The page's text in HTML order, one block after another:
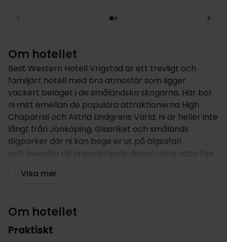
Om hotellet
Best Western Hotell Vrigstad är ett trevligt och
familjärt hotell med bra atmosfär som ligger
vackert beläget i de småländska skogarna. Här bor
ni mitt emellan de populära attraktionerna High
Chaparral och Astrid Lindgrens Värld, ni är heller inte
långt från Jönköping, Glasriket och smålands
älgparker där ni kan bege er ut på älgsafari
och beundra de imponerande djuren i sina naturliga
mitt i Småland, i närheten av Sävsjö, och mellan hela
sex städer. Här bor ni på ett trevligt och modernt
Visa mer
Om hotellet
Praktiskt